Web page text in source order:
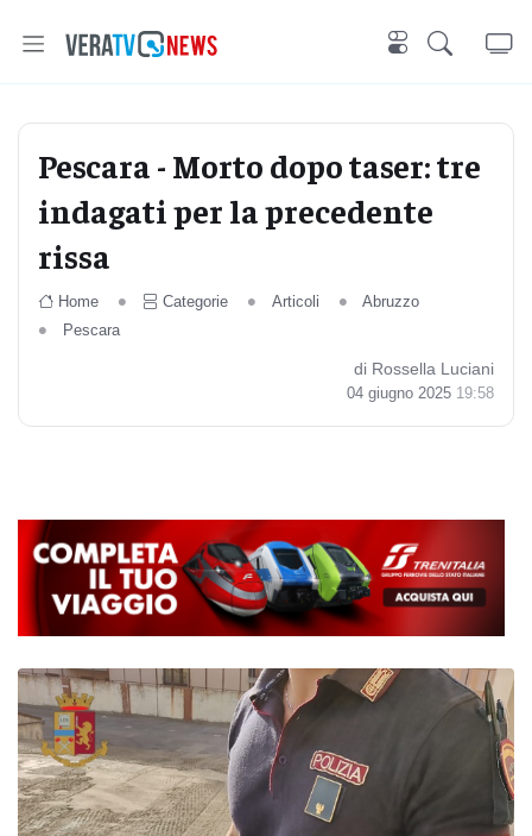
Pescara - Morto dopo taser: tre
indagati per la precedente
rissa
Home Categorie Articoli
Abruzzo
Pescara
di Rossella Luciani
04 giugno 2025 19:58